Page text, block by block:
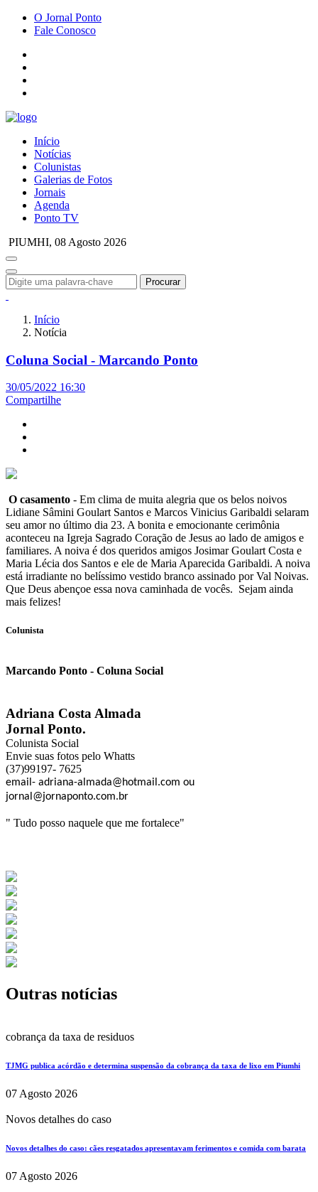
O Jornal Ponto
Fale Conosco
Início
Notícias
Colunistas
Galerias de Fotos
Jornais
Agenda
Ponto TV
PIUMHI, 08 Agosto 2026
Procurar
Início
Notícia
Coluna Social - Marcando Ponto
30/05/2022 16:30
Compartilhe
O casamento - Em clima de muita alegria que os belos noivos
Lidiane Sâmini Goulart Santos e Marcos Vinicius Garibaldi selaram
seu amor no último dia 23. A bonita e emocionante cerimônia
aconteceu na Igreja Sagrado Coração de Jesus ao lado de amigos e
familiares. A noiva é dos queridos amigos Josimar Goulart Costa e
Maria Lécia dos Santos e ele de Maria Aparecida Garibaldi. A noiva
está irradiante no belíssimo vestido branco assinado por Val Noivas.
Que Deus abençoe essa nova caminhada de vocês. Sejam ainda
mais felizes!
Colunista
Marcando Ponto - Coluna Social
Adriana Costa Almada
Jornal Ponto.
Colunista Social
Envie suas fotos pelo Whatts
(37)99197- 7625
email- adriana-almada@hotmail.com ou
jornal@jornaponto.com.br
" Tudo posso naquele que me fortalece"
Outras notícias
cobrança da taxa de residuos
TJMG publica acórdão e determina suspensão da cobrança da taxa de lixo em Piumhi
07 Agosto 2026
Novos detalhes do caso
Novos detalhes do caso: cães resgatados apresentavam ferimentos e comida com barata
07 Agosto 2026